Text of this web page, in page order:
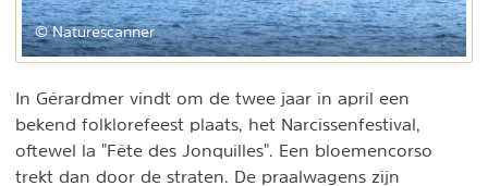
© Naturescanner
In Gérardmer vindt om de twee jaar in april een
bekend folklorefeest plaats, het Narcissenfestival,
oftewel la "Fête des Jonquilles". Een bloemencorso
trekt dan door de straten. De praalwagens zijn